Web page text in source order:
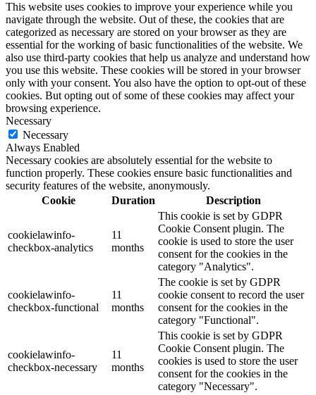
This website uses cookies to improve your experience while you
navigate through the website. Out of these, the cookies that are
categorized as necessary are stored on your browser as they are
essential for the working of basic functionalities of the website. We
also use third-party cookies that help us analyze and understand how
you use this website. These cookies will be stored in your browser
only with your consent. You also have the option to opt-out of these
cookies. But opting out of some of these cookies may affect your
browsing experience.
Necessary
Necessary
Always Enabled
Necessary cookies are absolutely essential for the website to
function properly. These cookies ensure basic functionalities and
security features of the website, anonymously.
Cookie
Duration Description
cookielawinfo-
checkbox-analytics
11
months
This cookie is set by GDPR
Cookie Consent plugin. The
cookie is used to store the user
consent for the cookies in the
category "Analytics".
cookielawinfo-
checkbox-functional
11
months
The cookie is set by GDPR
cookie consent to record the user
consent for the cookies in the
category "Functional".
cookielawinfo-
checkbox-necessary
11
months
This cookie is set by GDPR
Cookie Consent plugin. The
cookies is used to store the user
consent for the cookies in the
category "Necessary".